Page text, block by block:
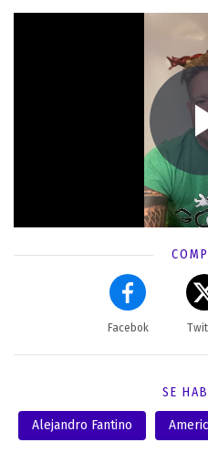
Facebok
SE
Alejandro Fantino